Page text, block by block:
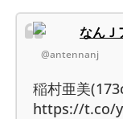
なんＪ
@antennanj
稲村亜美
https://t.co/